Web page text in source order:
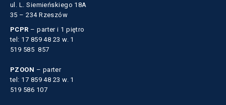
ul. L. Siemieńskiego 18A
35 – 234 Rzeszów
PCPR – parter i 1 piętro
tel: 17 859 48 23 w. 1
519 585 857
PZOON – parter
tel: 17 859 48 23 w. 1
519 586 107